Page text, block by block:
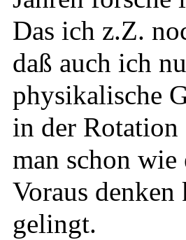
Das ich z.Z.
daß auch ich
physikalische
in der Rotation
man schon
Voraus
gelingt.